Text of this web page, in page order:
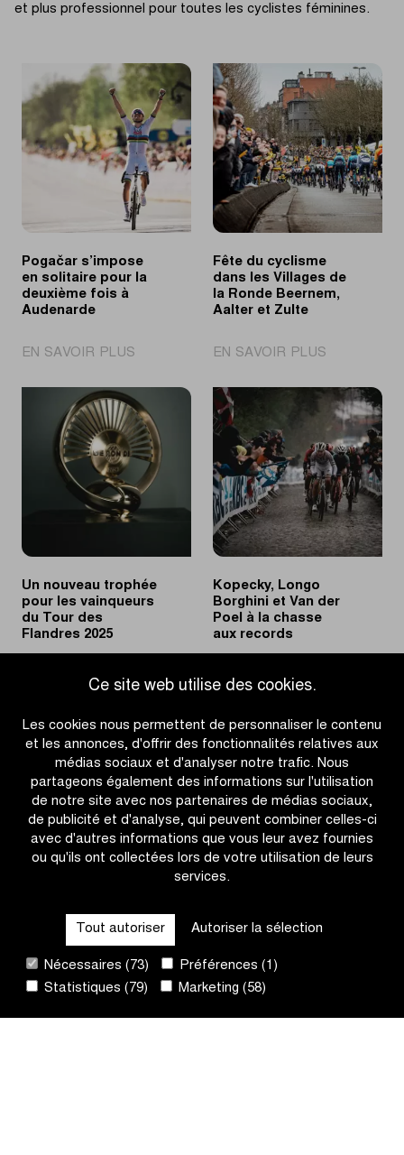
Ce site web utilise des cookies.
Les cookies nous permettent de personnaliser le contenu
et les annonces, d'offrir des fonctionnalités relatives aux
médias sociaux et d'analyser notre trafic. Nous
partageons également des informations sur l'utilisation
de notre site avec nos partenaires de médias sociaux,
de publicité et d'analyse, qui peuvent combiner celles-ci
avec d'autres informations que vous leur avez fournies
ou qu'ils ont collectées lors de votre utilisation de leurs
services.
Tout autoriser Autoriser la sélection
Nécessaires (73)
Préférences (1)
Statistiques (79)
Marketing (58)
et plus professionnel pour toutes les cyclistes féminines.
Pogačar s’impose
en solitaire pour la
deuxième fois à
Audenarde
EN SAVOIR PLUS
s’impose
en
solitaire
pour
la
deuxième
fois
Fête du cyclisme
dans les Villages de
la Ronde Beernem,
Aalter et Zulte
EN SAVOIR PLUS
du
cyclisme
dans
les
Villages
de
la
Ronde
Beernem,
Zulte
Un nouveau trophée
pour les vainqueurs
du Tour des
Flandres 2025
EN SAVOIR PLUS
Un
trophée
vainqueurs
Tour
des
Flandres
Kopecky, Longo
Borghini et Van der
Poel à la chasse
aux records
EN SAVOIR PLUS
Borghini
Van
der
Poel
à
la
CONTACT